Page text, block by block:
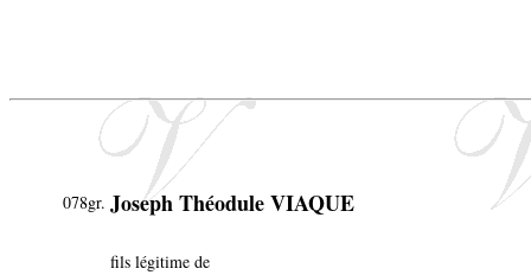
078gr. Joseph Théodule VIAQUE
fils légitime de